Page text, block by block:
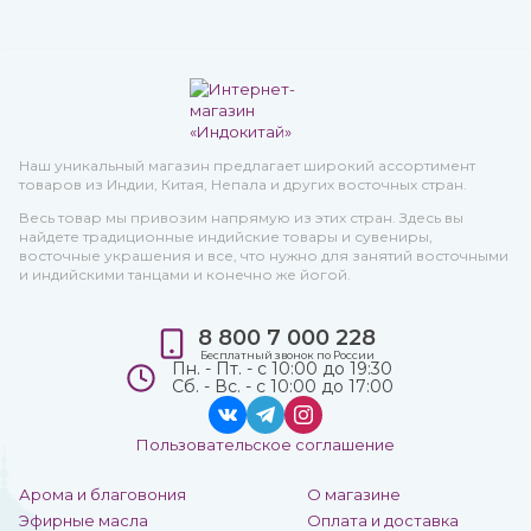
Наш уникальный магазин предлагает широкий ассортимент
товаров из Индии, Китая, Непала и других восточных стран.
Весь товар мы привозим напрямую из этих стран. Здесь вы
найдете традиционные индийские товары и сувениры,
восточные украшения и все, что нужно для занятий восточными
и индийскими танцами и конечно же йогой.
Арома и благовония
Эфирные масла
О магазине
Оплата и доставка
8 800 7 000 228
Бесплатный звонок по России
Пн. - Пт. - с 10:00 до 19:30
Сб. - Вс. - с 10:00 до 17:00
Пользовательское соглашение